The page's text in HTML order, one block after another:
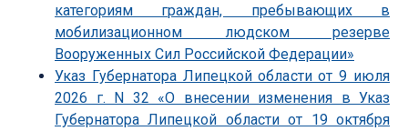
категориям граждан, пребывающих в
мобилизационном людском резерве
Вооруженных Сил Российской Федерации»
Указ Губернатора Липецкой области от 9 июля
2026 г. N 32 «О внесении изменения в Указ
Губернатора Липецкой области от 19 октября